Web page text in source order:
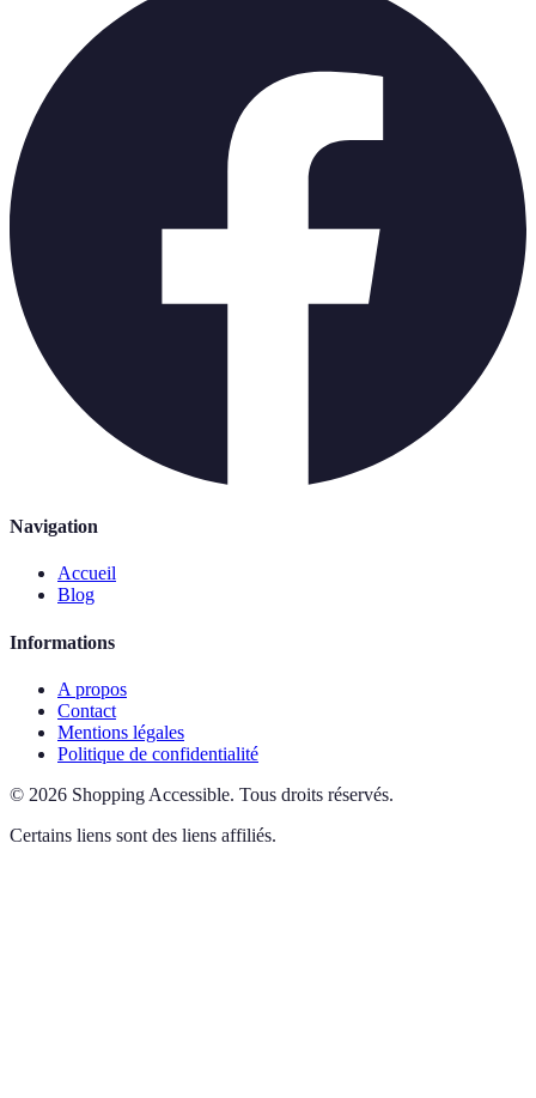
Navigation
Accueil
Blog
Informations
A propos
Contact
Mentions légales
Politique de confidentialité
© 2026 Shopping Accessible. Tous droits réservés.
Certains liens sont des liens affiliés.